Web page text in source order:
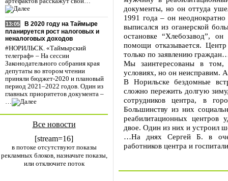
13:05
В 2020 году на Таймыре
планируется рост налоговых и
неналоговых доходов
#НОРИЛЬСК. «Таймырский
телеграф» – На сессии
Законодательного собрания края
депутаты во втором чтении
приняли бюджет-2020 и плановый
период 2021–2022 годов. Один из
главных приоритетов документа –
…
Все новости
[stream=16]
в потоке отсутствуют показы
рекламных блоков, назначьте показы,
или отключите поток
документы, но он оттуда
1991 года – он
выписался из оганерской
остановке “Хлебозавод”,
помощи отказывается.
только по заявлению
Мы заинтересованы в
условиях, но он неисправим.
В Норильске бездомные
сложно пережить долгую
сотрудников центра, в
Большинству из них
реабилитационных центров
двое. Один из них и устроил
…На днях Сергей Б. в
работников центра и